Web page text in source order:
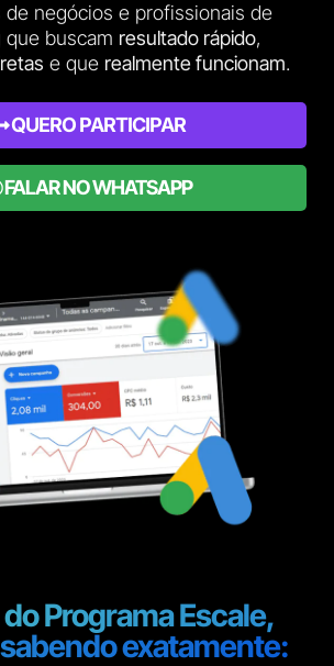
de negócios e profissionais de
que buscam resultado rápido,
e que realmente funcionam.
QUERO PARTICIPAR
FALAR NO WHATSAPP
Programa Escale,
exatamente: